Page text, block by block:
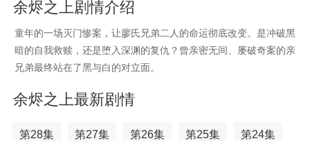
余烬之上剧情介绍
童年的一场灭门惨案，让廖氏兄弟二人的命运彻底改变。是冲破黑
暗的自我救赎，还是堕入深渊的复仇？曾亲密无间、屡破奇案的亲
兄弟最终站在了黑与白的对立面。
余烬之上最新剧情
第28集 第27集 第26集 第25集 第24集